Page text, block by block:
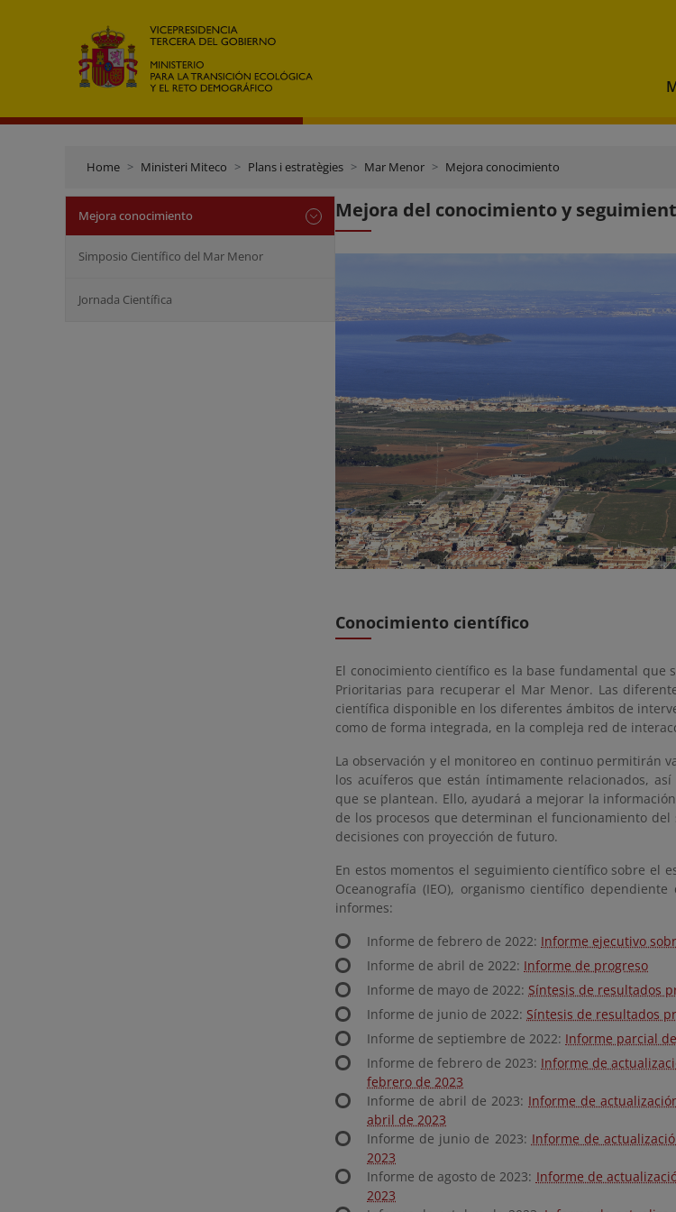
Home Ministeri Miteco Plans i estratègies Mar Menor Mejora conocimiento
Mejora conocimiento
Simposio Científico del Mar Menor
Jornada Científica
Mejora del conocimiento y
Conocimiento científico
El conocimiento científico es la base fundamental
Prioritarias para recuperar el Mar Menor. Las
científica disponible en los diferentes ámbitos de
como de forma integrada, en la compleja red de
La observación y el monitoreo en continuo permitirán
los acuíferos que están íntimamente relacionados,
que se plantean. Ello, ayudará a mejorar la
de los procesos que determinan el funcionamiento
decisiones con proyección de futuro.
En estos momentos el seguimiento científico sobre el
Oceanografía (IEO), organismo científico
informes:
Informe de febrero de 2022: Informe ejecutivo
Informe de abril de 2022: Informe de progreso
Informe de mayo de 2022: Síntesis de resultados
Informe de junio de 2022: Síntesis de resultados
Informe de septiembre de 2022: Informe parcial
Informe de febrero de 2023: Informe de
febrero de 2023
Informe de abril de 2023: Informe de
abril de 2023
Informe de junio de 2023: Informe de
2023
Informe de agosto de 2023: Informe de
2023